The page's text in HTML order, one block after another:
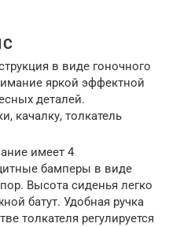
в виде гоночного
яркой эффектной
деталей.
качалку, толкатель
имеет 4
бамперы в виде
Высота сиденья легко
батут. Удобная ручка
толкателя регулируется